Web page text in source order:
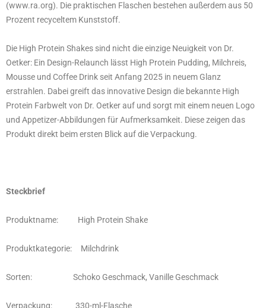
(www.ra.org). Die praktischen Flaschen bestehen außerdem aus 50
Prozent recyceltem Kunststoff.
Die High Protein Shakes sind nicht die einzige Neuigkeit von Dr.
Oetker: Ein Design-Relaunch lässt High Protein Pudding, Milchreis,
Mousse und Coffee Drink seit Anfang 2025 in neuem Glanz
erstrahlen. Dabei greift das innovative Design die bekannte High
Protein Farbwelt von Dr. Oetker auf und sorgt mit einem neuen Logo
und Appetizer-Abbildungen für Aufmerksamkeit. Diese zeigen das
Produkt direkt beim ersten Blick auf die Verpackung.
Steckbrief
Produktname: High Protein Shake
Produktkategorie: Milchdrink
Sorten: Schoko Geschmack, Vanille Geschmack
Verpackung: 330-ml-Flasche